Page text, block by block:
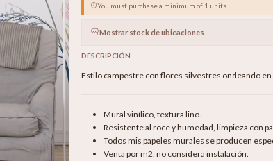
You must purchase a minimum of 1 units
Mostrar stock de ubicaciones
DESCRIPCIÓN
Estilo campestre con flores silvestres ondeando
Mural vinílico, textura lino.
Resistente al roce y humedad, limpieza con
Todos mis papeles murales se producen
Venta por m2, no considera instalación.